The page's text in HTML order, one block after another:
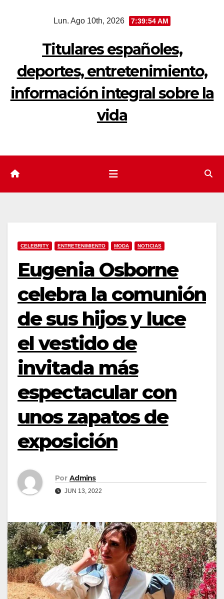
Lun. Ago 10th, 2026 7:39:55 AM
Titulares españoles,
deportes, entretenimiento,
información integral sobre la
vida
CELEBRITY ENTRETENIMIENTO MODA NOTICIAS
Eugenia Osborne
celebra la comunión
de sus hijos y luce
el vestido de
invitada más
espectacular con
unos zapatos de
exposición
Por Admins
JUN 13, 2022